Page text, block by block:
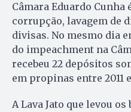
Câmara Eduardo Cunha
corrupção, lavagem de
divisas. No mesmo dia
do impeachment na
recebeu 22 depósitos
em propinas entre 2011 e
A Lava Jato que levou